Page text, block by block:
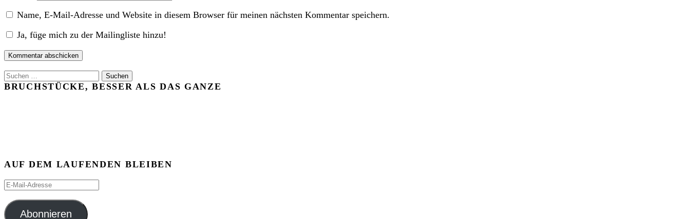
Name, E-Mail-Adresse und Website in diesem Browser für meinen nächsten Kommentar speichern.
Ja, füge mich zu der Mailingliste hinzu!
Suchen
nach:
BRUCHSTÜCKE, BESSER ALS DAS GANZE
AUF DEM LAUFENDEN BLEIBEN
E-
Adresse
Abonnieren